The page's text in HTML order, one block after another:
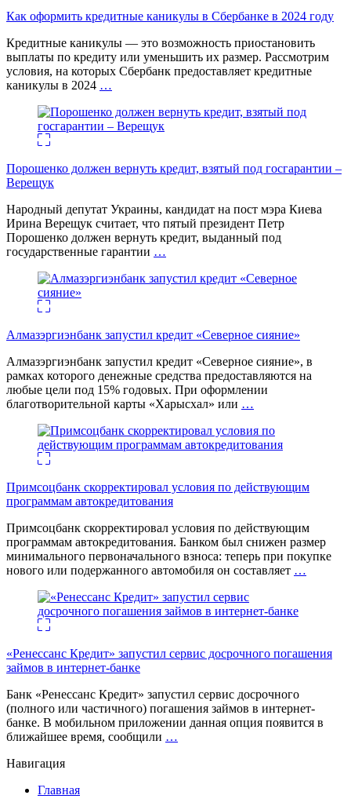
Как оформить кредитные каникулы в Сбербанке в 2024 году
Кредитные каникулы — это возможность приостановить
выплаты по кредиту или уменьшить их размер. Рассмотрим
условия, на которых Сбербанк предоставляет кредитные
каникулы в 2024 …
Порошенко должен вернуть кредит, взятый под госгарантии –
Верещук
Народный депутат Украины, кандидат на пост мэра Киева
Ирина Верещук считает, что пятый президент Петр
Порошенко должен вернуть кредит, выданный под
государственные гарантии …
Алмазэргиэнбанк запустил кредит «Северное сияние»
Алмазэргиэнбанк запустил кредит «Северное сияние», в
рамках которого денежные средства предоставляются на
любые цели под 15% годовых. При оформлении
благотворительной карты «Харысхал» или …
Примсоцбанк скорректировал условия по действующим
программам автокредитования
Примсоцбанк скорректировал условия по действующим
программам автокредитования. Банком был снижен размер
минимального первоначального взноса: теперь при покупке
нового или подержанного автомобиля он составляет …
«Ренессанс Кредит» запустил сервис досрочного погашения
займов в интернет-банке
Банк «Ренессанс Кредит» запустил сервис досрочного
(полного или частичного) погашения займов в интернет-
банке. В мобильном приложении данная опция появится в
ближайшее время, сообщили …
Навигация
Главная